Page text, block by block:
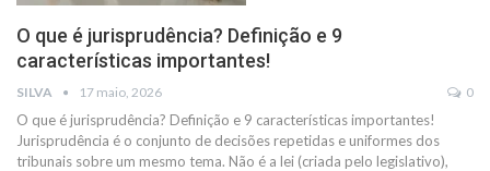
O que é jurisprudência? Definição e 9
características importantes!
SILVA 17 maio, 2026 0
O que é jurisprudência? Definição e 9 características importantes!
Jurisprudência é o conjunto de decisões repetidas e uniformes dos
tribunais sobre um mesmo tema. Não é a lei (criada pelo legislativo),